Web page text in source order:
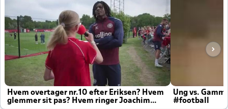
Hvem overtager nr.10 efter Eriksen? Hvem
glemmer sit pas? Hvem ringer Joachim
Ung vs.
#football